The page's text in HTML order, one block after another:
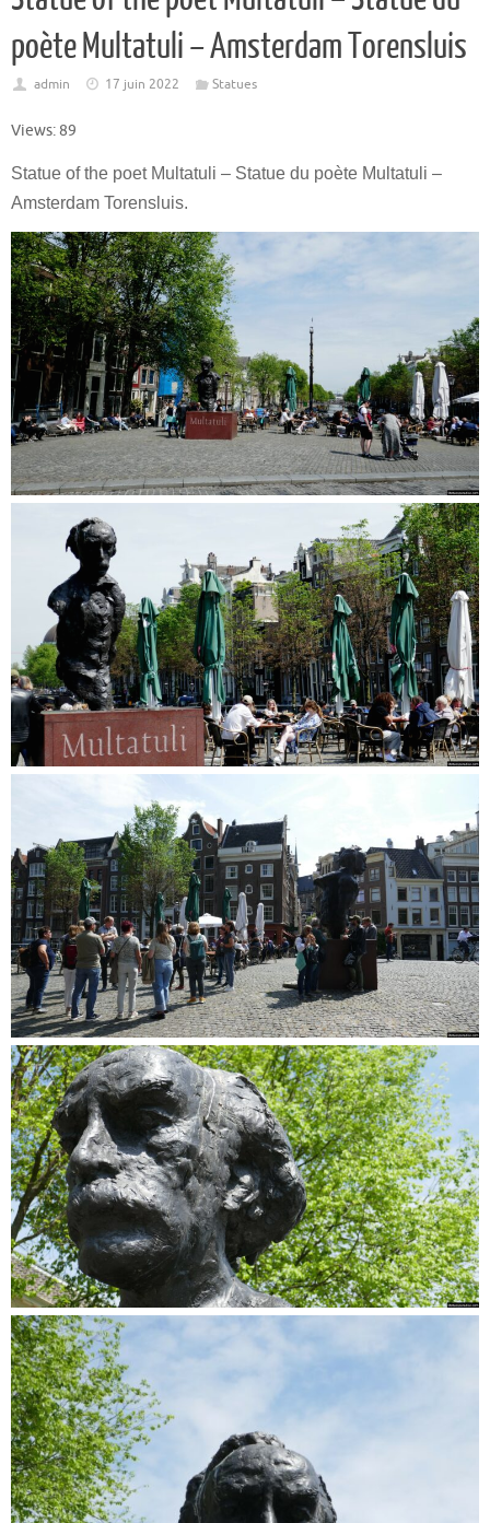
poète Multatuli – Amsterdam Torensluis
admin 17 juin 2022 Statues
Views: 89
Statue of the poet Multatuli – Statue du poète Multatuli –
Amsterdam Torensluis.